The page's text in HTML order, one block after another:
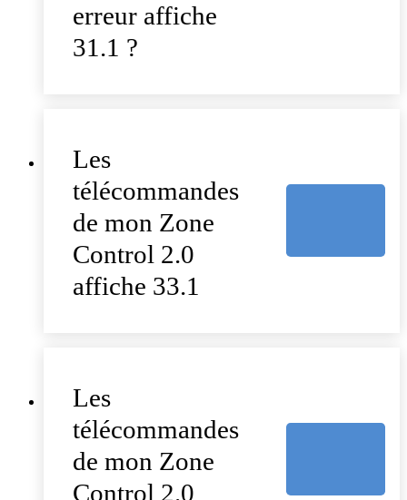
erreur affiche
31.1 ?
Les
télécommandes
de mon Zone
Control 2.0
affiche 33.1
Les
télécommandes
de mon Zone
Control 2.0